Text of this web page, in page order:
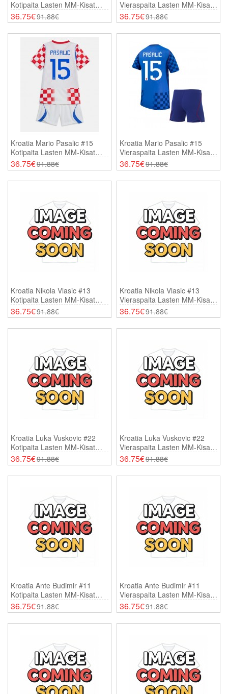
Kotipaita Lasten MM-Kisat
2026 Lyhythihainen (+
Shortsit)
36.75€91.88€
Vieraspaita Lasten MM-Kisat
2026 Lyhythihainen (+
Shortsit)
36.75€91.88€
Kroatia Mario Pasalic #15
Kotipaita Lasten MM-Kisat
2026 Lyhythihainen (+
Shortsit)
36.75€91.88€
Kroatia Mario Pasalic #15
Vieraspaita Lasten MM-Kisat
2026 Lyhythihainen (+
Shortsit)
36.75€91.88€
Kroatia Nikola Vlasic #13
Kotipaita Lasten MM-Kisat
2026 Lyhythihainen (+
Shortsit)
36.75€91.88€
Kroatia Nikola Vlasic #13
Vieraspaita Lasten MM-Kisat
2026 Lyhythihainen (+
Shortsit)
36.75€91.88€
Kroatia Luka Vuskovic #22
Kotipaita Lasten MM-Kisat
2026 Lyhythihainen (+
Shortsit)
36.75€91.88€
Kroatia Luka Vuskovic #22
Vieraspaita Lasten MM-Kisat
2026 Lyhythihainen (+
Shortsit)
36.75€91.88€
Kroatia Ante Budimir #11
Kotipaita Lasten MM-Kisat
2026 Lyhythihainen (+
Shortsit)
36.75€91.88€
Kroatia Ante Budimir #11
Vieraspaita Lasten MM-Kisat
2026 Lyhythihainen (+
Shortsit)
36.75€91.88€